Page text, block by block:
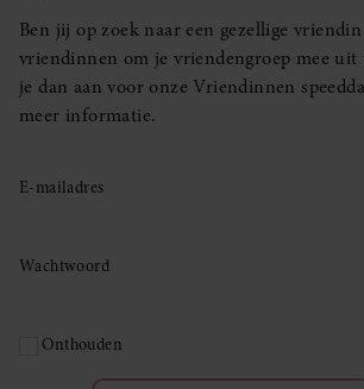
Ben jij op zoek naar een gezellige
vriendinnen om je vriendengroep mee uit
je dan aan voor onze Vriendinnen
meer informatie.
E-mailadres
Wachtwoord
Onthouden